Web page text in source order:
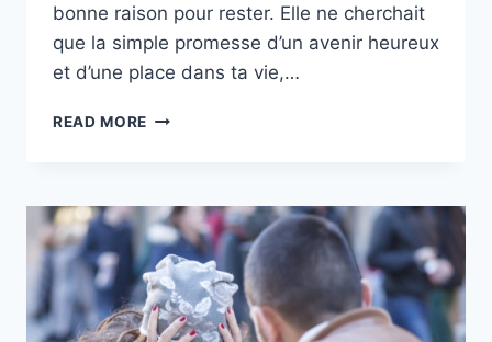
bonne raison pour rester. Elle ne cherchait
que la simple promesse d’un avenir heureux
et d’une place dans ta vie,…
READ MORE FÉLICITATIONS,
À
PERDRE
UNE
FILLE
QUI
VOULAIT